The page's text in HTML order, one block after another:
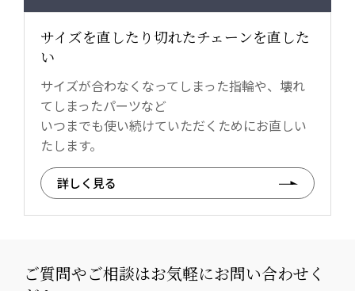
サイズを直したり切れたチェーンを直した
い
サイズが合わなくなってしまった指輪や、壊れ
てしまったパーツなど
いつまでも使い続けていただくためにお直しい
たします。
詳しく見る
ご質問やご相談はお気軽にお問い合わせく